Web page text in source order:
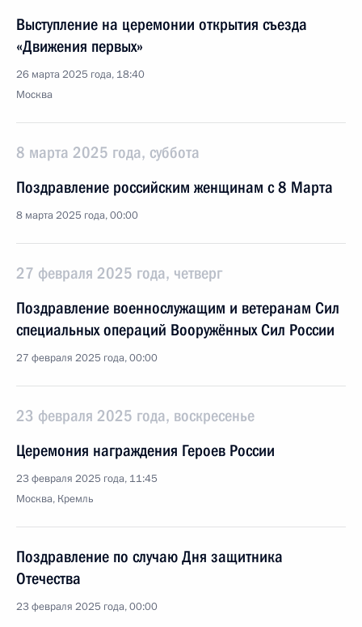
Выступление на церемонии открытия съезда
«Движения первых»
26 марта 2025 года, 18:40
Москва
8 марта 2025 года, суббота
Поздравление российским женщинам с 8 Марта
8 марта 2025 года, 00:00
27 февраля 2025 года, четверг
Поздравление военнослужащим и ветеранам Сил
специальных операций Вооружённых Сил России
27 февраля 2025 года, 00:00
23 февраля 2025 года, воскресенье
Церемония награждения Героев России
23 февраля 2025 года, 11:45
Москва, Кремль
Поздравление по случаю Дня защитника
Отечества
23 февраля 2025 года, 00:00